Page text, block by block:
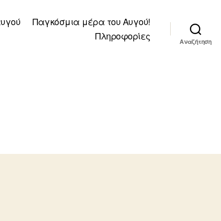
Παγκόσμια μέρα του Αυγού!
Πληροφορίες
Αναζήτηση